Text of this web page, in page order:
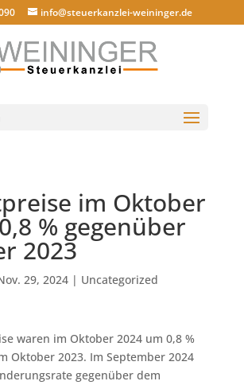
info@steuerkanzlei-weininger.de
im Oktober
% gegenüber
2023
29, 2024| Uncategorized
waren im Oktober 2024 um 0,8 %
Oktober 2023. Im September 2024
gegenüber dem